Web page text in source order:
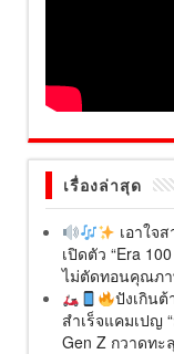
เรื่องล่าสุด
เอาใจ
เปิดตัว “Era
ไม่ตัดทอนคุณภ
ปังเกิน
สำเร็จแคมเปญ
Gen Z กวาดทะ